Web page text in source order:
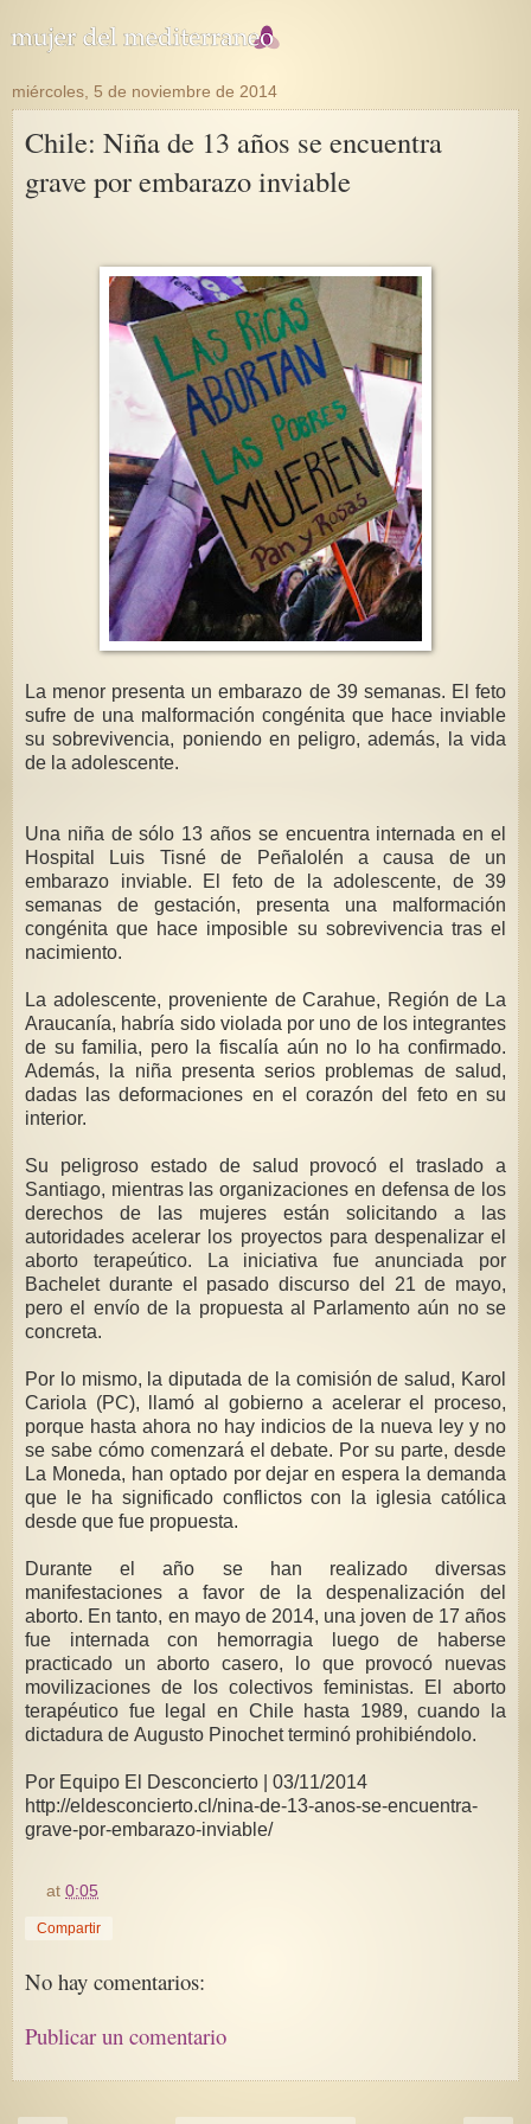
miércoles, 5 de noviembre de 2014
Chile: Niña de 13 años se encuentra
grave por embarazo inviable
La menor presenta un embarazo de 39 semanas. El feto
sufre de una malformación congénita que hace inviable
su sobrevivencia, poniendo en peligro, además, la vida
de la adolescente.
Una niña de sólo 13 años se encuentra internada en el
Hospital Luis Tisné de Peñalolén a causa de un
embarazo inviable. El feto de la adolescente, de 39
semanas de gestación, presenta una malformación
congénita que hace imposible su sobrevivencia tras el
nacimiento.
La adolescente, proveniente de Carahue, Región de La
Araucanía, habría sido violada por uno de los integrantes
de su familia, pero la fiscalía aún no lo ha confirmado.
Además, la niña presenta serios problemas de salud,
dadas las deformaciones en el corazón del feto en su
interior.
Su peligroso estado de salud provocó el traslado a
Santiago, mientras las organizaciones en defensa de los
derechos de las mujeres están solicitando a las
autoridades acelerar los proyectos para despenalizar el
aborto terapeútico. La iniciativa fue anunciada por
Bachelet durante el pasado discurso del 21 de mayo,
pero el envío de la propuesta al Parlamento aún no se
concreta.
Por lo mismo, la diputada de la comisión de salud, Karol
Cariola (PC), llamó al gobierno a acelerar el proceso,
porque hasta ahora no hay indicios de la nueva ley y no
se sabe cómo comenzará el debate. Por su parte, desde
La Moneda, han optado por dejar en espera la demanda
que le ha significado conflictos con la iglesia católica
desde que fue propuesta.
Durante el año se han realizado diversas
manifestaciones a favor de la despenalización del
aborto. En tanto, en mayo de 2014, una joven de 17 años
fue internada con hemorragia luego de haberse
practicado un aborto casero, lo que provocó nuevas
movilizaciones de los colectivos feministas. El aborto
terapéutico fue legal en Chile hasta 1989, cuando la
dictadura de Augusto Pinochet terminó prohibiéndolo.
Por Equipo El Desconcierto | 03/11/2014
http://eldesconcierto.cl/nina-de-13-anos-se-encuentra-
grave-por-embarazo-inviable/
at0:05
Compartir
No hay comentarios:
Publicar un comentario